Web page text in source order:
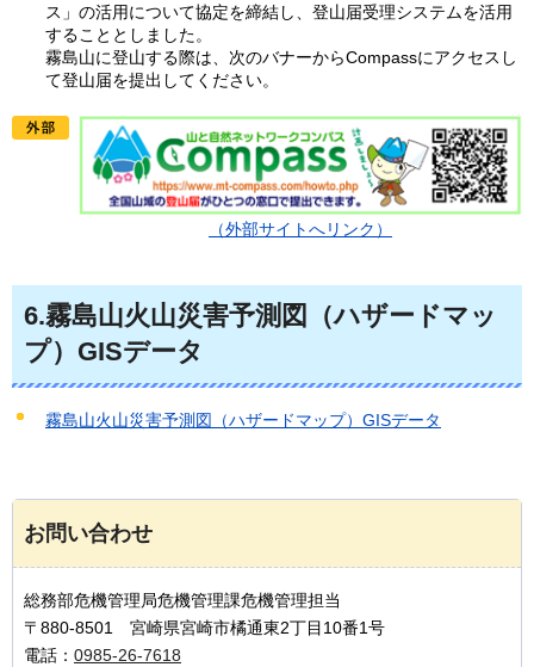
ス」の活用について協定を締結し、登山届受理システムを活用
することとしました。
霧島山に登山する際は、次のバナーからCompassにアクセスし
て登山届を提出してください。
（外部サイトへリンク）
6.霧島山火山災害予測図（ハザードマッ
プ）GISデータ
霧島山火山災害予測図（ハザードマップ）GISデータ
お問い合わせ
総務部危機管理局危機管理課危機管理担当
〒880-8501 宮崎県宮崎市橘通東2丁目10番1号
電話： 0985-26-7618